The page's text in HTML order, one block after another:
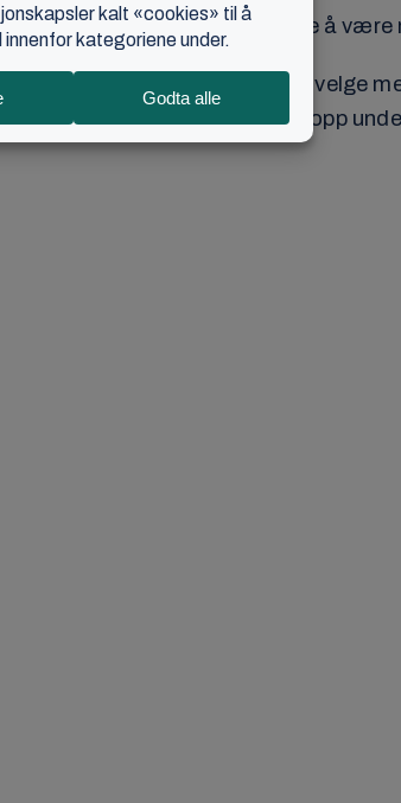
at det skal være mulig for alle å være
mer enn 14 aktivitetstilbud å velge
fra hele verden for å støtte opp